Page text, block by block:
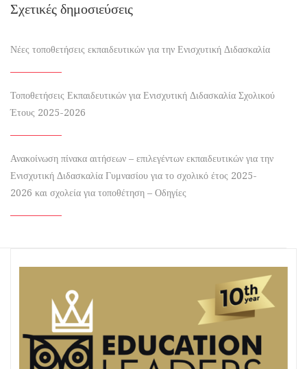
Σχετικές δημοσιεύσεις
Νέες τοποθετήσεις εκπαιδευτικών για την Ενισχυτική Διδασκαλία
Τοποθετήσεις Εκπαιδευτικών για Ενισχυτική Διδασκαλία Σχολικού
Έτους 2025-2026
Ανακοίνωση πίνακα αιτήσεων – επιλεγέντων εκπαιδευτικών για την
Ενισχυτική Διδασκαλία Γυμνασίου για το σχολικό έτος 2025-
2026 και σχολεία για τοποθέτηση – Οδηγίες